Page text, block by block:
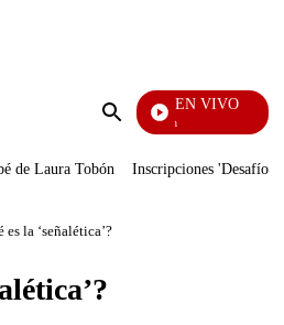
Enviar
EN VIVO
Pura Diversión
de Laura Tobón Inscripciones 'Desafío'
es la ‘señalética’?